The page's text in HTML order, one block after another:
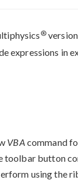
®
expressions in
VBA command
button
using the